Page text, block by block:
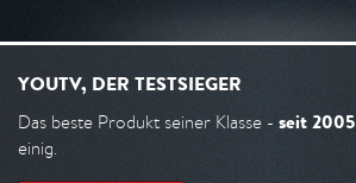
YOUTV, DER TESTSIEGER
Das beste Produkt seiner Klasse - seit 2005
einig.